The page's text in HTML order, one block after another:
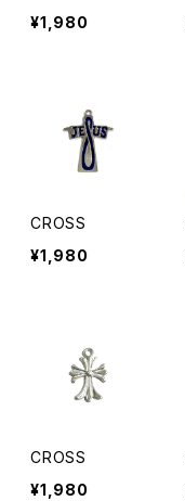
¥1,980
CROSS
¥1,980
CROSS
¥1,980